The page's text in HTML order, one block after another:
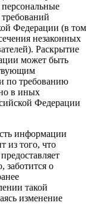
Федерации (в том
незаконных
Раскрытие
может быть
по требованию
в иных
Федерации
информации
из того, что
о
такой
изменение